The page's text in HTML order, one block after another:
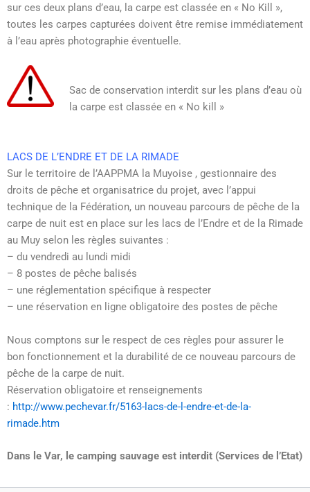
sur ces deux plans d’eau, la carpe est classée en « No Kill »,
toutes les carpes capturées doivent être remise immédiatement
à l’eau après photographie éventuelle.
Sac de conservation interdit sur les plans d’eau où
la carpe est classée en « No kill »
LACS DE L’ENDRE ET DE LA RIMADE
Sur le territoire de l’AAPPMA la Muyoise , gestionnaire des
droits de pêche et organisatrice du projet, avec l’appui
technique de la Fédération, un nouveau parcours de pêche de la
carpe de nuit est en place sur les lacs de l’Endre et de la Rimade
au Muy selon les règles suivantes :
– du vendredi au lundi midi
– 8 postes de pêche balisés
– une réglementation spécifique à respecter
– une réservation en ligne obligatoire des postes de pêche
Nous comptons sur le respect de ces règles pour assurer le
bon fonctionnement et la durabilité de ce nouveau parcours de
pêche de la carpe de nuit.
Réservation obligatoire et renseignements
: http://www.pechevar.fr/5163-lacs-de-l-endre-et-de-la-
rimade.htm
Dans le Var, le camping sauvage est interdit (Services de l’Etat)